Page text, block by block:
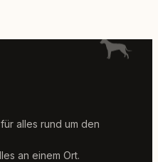
alles rund um den
an einem Ort.